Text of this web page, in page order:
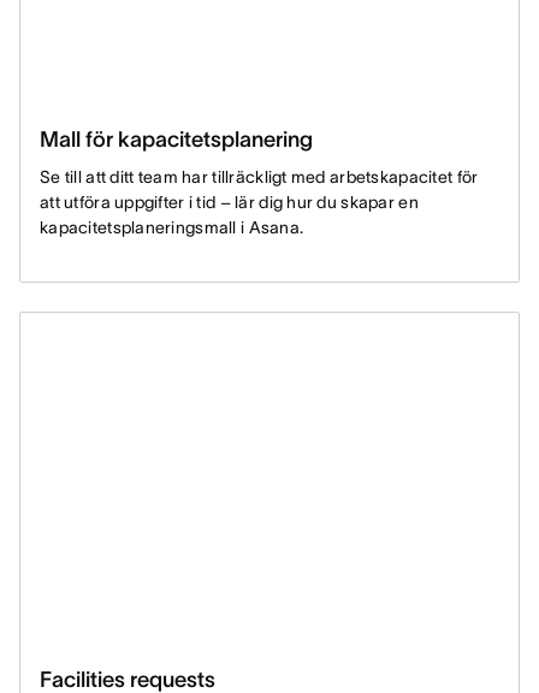
Mall för kapacitetsplanering
Se till att ditt team har tillräckligt med arbetskapacitet för
att utföra uppgifter i tid – lär dig hur du skapar en
kapacitetsplaneringsmall i Asana.
Facilities requests